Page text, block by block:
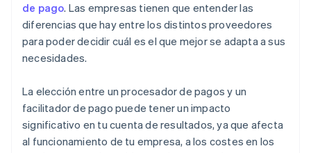
de pago. Las empresas tienen que entender las
diferencias que hay entre los distintos proveedores
para poder decidir cuál es el que mejor se adapta a sus
necesidades.
La elección entre un procesador de pagos y un
facilitador de pago puede tener un impacto
significativo en tu cuenta de resultados, ya que afecta
al funcionamiento de tu empresa, a los costes en los